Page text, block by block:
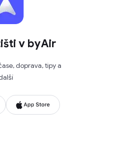
v byAir
doprava, tipy a